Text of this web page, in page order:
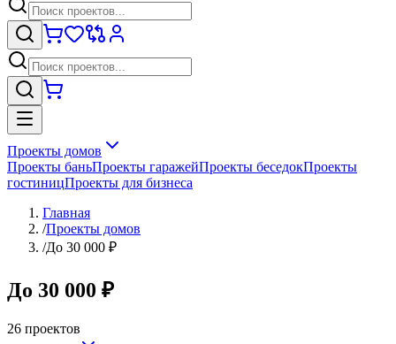
Проекты домов
Проекты баньПроекты гаражейПроекты беседокПроекты
гостиницПроекты для бизнеса
Главная
/Проекты домов
/До 30 000 ₽
До 30 000 ₽
26 проектов